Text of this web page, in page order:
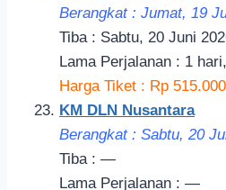
Berangkat : Jumat, 19
Tiba : Sabtu, 20 Juni
Lama Perjalanan : 1
Harga Tiket : Rp
KM DLN Nusantara
Berangkat : Sabtu, 20
Tiba : —
Lama Perjalanan : —